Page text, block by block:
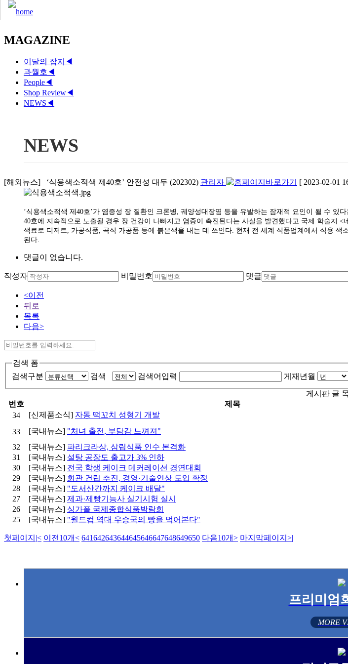
MAGAZINE
이달의 잡지 ◀
과월호 ◀
People◀
Shop Review◀
NEWS ◀
NEWS
[해외뉴스] ‘식용색소적색 제40호’ 안전성 대두 (202302) 관리자 [ 2023-02-01
‘식용색소적색 제40호’가 염증성 장 질환인 크론병, 궤양성대장염 등을 유발하는 잠재적 요인이 될 수
40호에 지속적으로 노출될 경우 장 건강이 나빠지고 염증이 촉진된다는 사실을 발견했다고 국제 학술지
색료로 디저트, 가공식품, 곡식 가공품 등에 붉은색을 내는 데 쓰인다. 현재 전 세계 식품업계에서 식용
된다.
댓글이 없습니다.
작성자 비밀번호 댓글
<이전
뒤로
목록
다음>
검색 폼
검색구분
검색 검색어입력 게재년월
게시판 글
번호
제목
34
[신제품소식] 자동 떡꼬치 성형기 개발
33
[국내뉴스] "처녀 출전, 부담감 느껴져"
32
[국내뉴스] 파리크라상, 삼립식품 인수 본격화
31
[국내뉴스] 설탕 공장도 출고가 3% 인하
30
[국내뉴스] 전국 학생 케이크 데커레이션 경연대회
29
[국내뉴스] 회관 건립 추진, 경영·기술인상 도입 확정
28
[국내뉴스] "도서산간까지 케이크 배달"
27
[국내뉴스] 제과·제빵기능사 실기시험 실시
26
[국내뉴스] 싱가폴 국제종합식품박람회
25
[국내뉴스] "월드컵 역대 우승국의 빵을 먹어본다"
첫페이지 |< 이전10개< 641642643644645646647648649650 다음10개> 마지막페이지 >|
프리미엄
MORE